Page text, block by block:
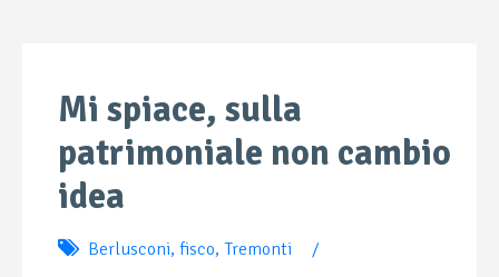
Mi spiace, sulla
patrimoniale non cambio
idea
Berlusconi, fisco, Tremonti
/